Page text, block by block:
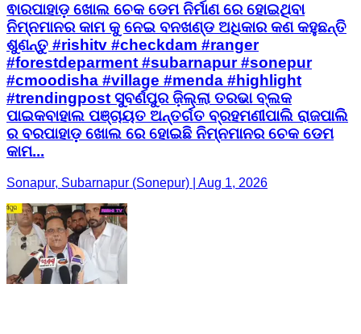
ଵାରପାହାଡ଼ ଖୋଲ ଚେକ ଡେମ ନିର୍ମାଣ ରେ ହୋଇଥିବା
ନିମ୍ନମାନର କାମ କୁ ନେଇ ବନଖଣ୍ଡ ଅଧିକାର କଣ କହୁଛନ୍ତି
ଶୁଣନ୍ତୁ #rishitv #checkdam #ranger
#forestdeparment #subarnapur #sonepur
#cmoodisha #village #menda #highlight
#trendingpost ସୁବର୍ଣପୁର ଜ଼ିଲ୍ଲା ତରଭା ବ୍ଲକ
ପାଇକବାହାଲ ପଞ୍ଚାୟତ ଅନ୍ତର୍ଗତ ବ୍ରହମଣୀପାଲି ରାଜପାଲି
ର ବରପାହାଡ଼ ଖୋଲ ରେ ହୋଇଛି ନିମ୍ନମାନର ଚେକ ଡେମ
କାମ...
Sonapur, Subarnapur (Sonepur) | Aug 1, 2026